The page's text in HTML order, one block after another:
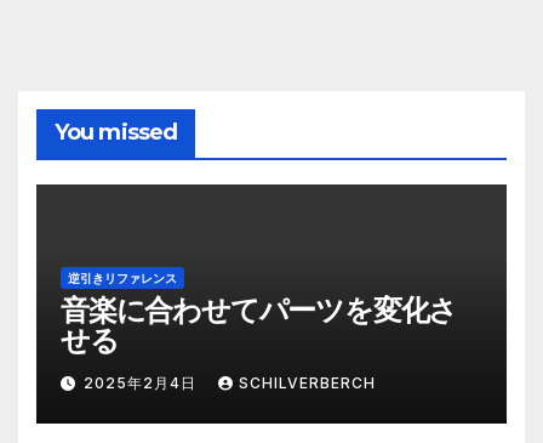
You missed
逆引きリファレンス
音楽に合わせてパーツを変化さ
せる
2025年2月4日 SCHILVERBERCH